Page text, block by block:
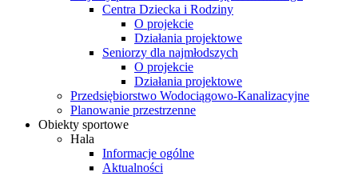
Centra Dziecka i Rodziny
O projekcie
Działania projektowe
Seniorzy dla najmłodszych
O projekcie
Działania projektowe
Przedsiębiorstwo Wodociągowo-Kanalizacyjne
Planowanie przestrzenne
Obiekty sportowe
Hala
Informacje ogólne
Aktualności